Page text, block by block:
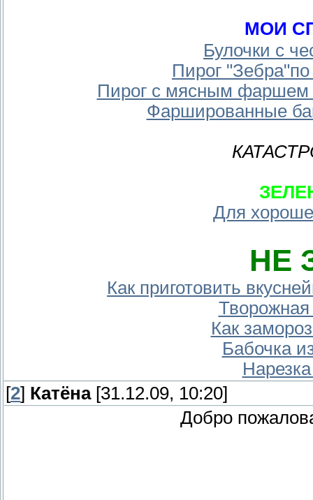
МОИ
Булочки с
Пирог
Пирог с мясным фаршем
Фаршированные
Для
НЕ
Как приготовить
Творожная
Как
Бабочка
[2] Катёна[31.12.09, 10:20]
Добро